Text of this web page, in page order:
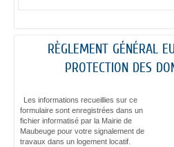
RÈGLEMENT GÉNÉRAL
PROTECTION DES
Les informations recueillies sur ce
formulaire sont enregistrées dans un
fichier informatisé par la Mairie de
Maubeuge pour votre signalement de
travaux dans un logement locatif.